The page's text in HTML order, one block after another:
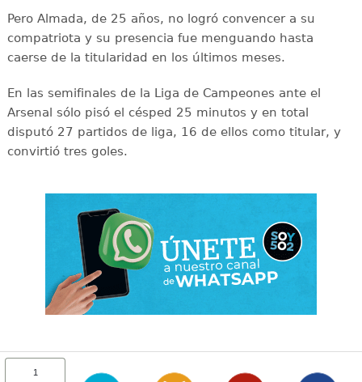
Pero Almada, de 25 años, no logró convencer a su
compatriota y su presencia fue menguando hasta
caerse de la titularidad en los últimos meses.
En las semifinales de la Liga de Campeones ante el
Arsenal sólo pisó el césped 25 minutos y en total
disputó 27 partidos de liga, 16 de ellos como titular, y
convirtió tres goles.
1